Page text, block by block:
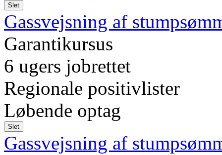
Slet
Gassvejsning af
Garantikursus
6 ugers jobrettet
Regionale positivlister
Løbende optag
Slet
Gassvejsning af